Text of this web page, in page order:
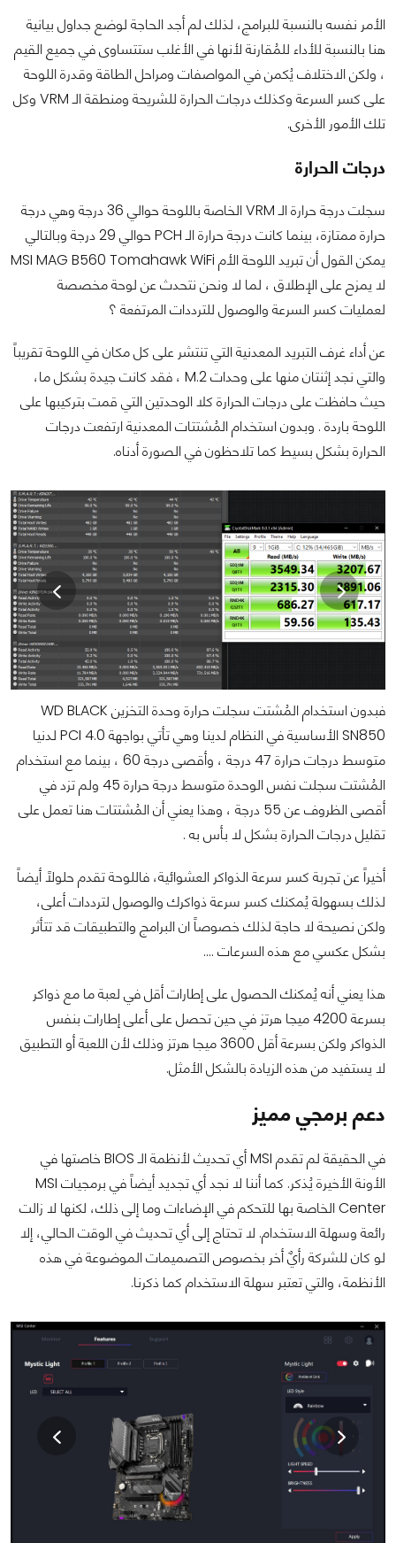
الأمر نفسه بالنسبة للبرامج، لذلك لم أجد الحاجة لوضع جداول بيانية
هنا بالنسبة للأداء للمُقارنة لأنها في الأغلب ستتساوى في جميع القيم
، ولكن الاختلاف يُكمن في المواصفات ومراحل الطاقة وقدرة اللوحة
على كسر السرعة وكذلك درجات الحرارة للشريحة ومنطقة الـ VRM وكل
تلك الأمور الأخرى.
درجات الحرارة
سجلت درجة حرارة الـ VRM الخاصة باللوحة حوالي 36 درجة وهي درجة
حرارة ممتازة، بينما كانت درجة حرارة الـ PCH حوالي 29 درجة وبالتالي
يمكن القول أن تبريد اللوحة الأم MSI MAG B560 Tomahawk WiFi
لا يمزح على الإطلاق ، لما لا ونحن نتحدث عن لوحة مخصصة
لعمليات كسر السرعة والوصول للترددات المرتفعة ؟
عن أداء غرف التبريد المعدنية التي تنتشر على كل مكان في اللوحة تقريباً
والتي نجد إثنتان منها على وحدات M.2 ، فقد كانت جيدة بشكل ما،
حيث حافظت على درجات الحرارة كلا الوحدتين التي قمت بتركيبها على
اللوحة باردة . وبدون استخدام المُشتتات المعدنية ارتفعت درجات
الحرارة بشكل بسيط كما تلاحظون في الصورة أدناه.
فبدون استخدام المُشتت سجلت حرارة وحدة التخزين WD BLACK
SN850 الأساسية في النظام لدينا وهي تأتي بواجهة PCI 4.0 لدنيا
متوسط درجات حرارة 47 درجة ، وأقصى درجة 60 ، بينما مع استخدام
المُشتت سجلت نفس الوحدة متوسط درجة حرارة 45 ولم تزد في
أقصى الظروف عن 55 درجة ، وهذا يعني أن المُشتتات هنا تعمل على
تقليل درجات الحرارة بشكل لا بأس به .
أخيراً عن تجربة كسر سرعة الذواكر العشوائية، فاللوحة تقدم حلولاً أيضاً
لذلك بسهولة يُمكنك كسر سرعة ذواكرك والوصول لترددات أعلى،
ولكن نصيحة لا حاجة لذلك خصوصاً ان البرامج والتطبيقات قد تتأثر
بشكل عكسي مع هذه السرعات ....
هذا يعني أنه يُمكنك الحصول على إطارات أقل في لعبة ما مع ذواكر
بسرعة 4200 ميجا هرتز في حين تحصل على أعلى إطارات بنفس
الذواكر ولكن بسرعة أقل 3600 ميجا هرتز وذلك لأن اللعبة أو التطبيق
لا يستفيد من هذه الزيادة بالشكل الأمثل.
دعم برمجي مميز
في الحقيقة لم تقدم MSI أي تحديث لأنظمة الـ BIOS خاصتها في
الأونة الأخيرة يُذكر. كما أننا لا نجد أي تجديد أيضاً في برمجيات MSI
Center الخاصة بها للتحكم في الإضاءات وما إلى ذلك، لكنها لا زالت
رائعة وسهلة الاستخدام. لا تحتاج إلى أي تحديث في الوقت الحالي، إلا
لو كان للشركة رأيٌ أخر بخصوص التصميمات الموضوعة في هذه
الأنظمة، والتي تعتبر سهلة الاستخدام كما ذكرنا.